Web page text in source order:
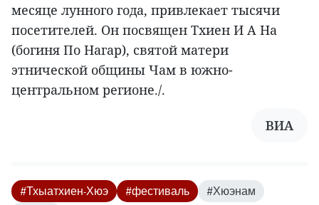
месяце лунного года, привлекает тысячи
посетителей. Он посвящен Тхиен И А На
(богиня По Нагар), святой матери
этнической общины Чам в южно-
центральном регионе./.
ВИА
#Тхыатхиен-Хюэ #фестиваль
#Хюэнам